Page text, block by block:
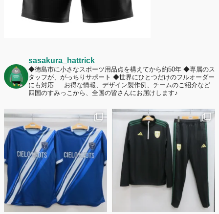
sasakura_hattrick
◆徳島市に小さなスポーツ用品点を構えてから約50年 ◆専属のス
タッフが、がっちりサポート ◆世界にひとつだけのフルオーダー
にも対応
お得な情報、デザイン製作例、チームのご紹介など
四国のすみっこから、全国の皆さんにお届けします♪